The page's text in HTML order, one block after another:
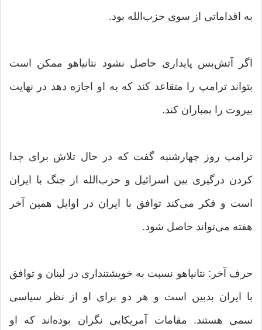
به اقداماتی از سوی حزب‌الله بود.
اگر آتش‌بس پایداری حاصل نشود نتانیاهو ممکن است
بتواند ترامپ را متقاعد کند که به او اجازه دهد در نهایت
بیروت را بمباران کند.
ترامپ روز چهارشنبه گفت که در حال تلاش برای جدا
کردن درگیری بین اسرائیل و حزب‌الله از جنگ با ایران
است و فکر می‌کند توافق با ایران در اوایل همین آخر
هفته می‌تواند حاصل شود.
حرف آخر: نتانیاهو نسبت به خویشتنداری در لبنان و توافق
با ایران بدبین است و هر دو برای او از نظر سیاسی
سمی هستند. مقامات آمریکایی نگران بوده‌اند که او